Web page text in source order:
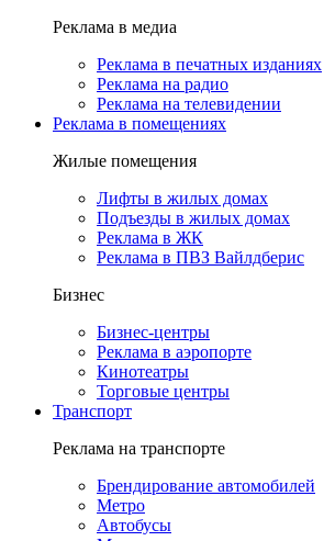
Реклама в медиа
Реклама в печатных изданиях
Реклама на радио
Реклама на телевидении
Реклама в помещениях
Жилые помещения
Лифты в жилых домах
Подъезды в жилых домах
Реклама в ЖК
Реклама в ПВЗ Вайлдберис
Бизнес
Бизнес-центры
Реклама в аэропорте
Кинотеатры
Торговые центры
Транспорт
Реклама на транспорте
Брендирование автомобилей
Метро
Автобусы